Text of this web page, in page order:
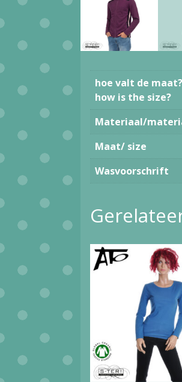
hoe valt de maat?
how is the size?
Materiaal/
Maat/ size
Wasvoorschrift